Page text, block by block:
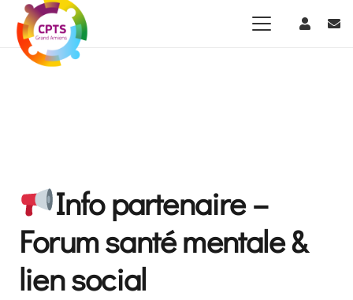
Info partenaire –
Forum santé mentale &
lien social